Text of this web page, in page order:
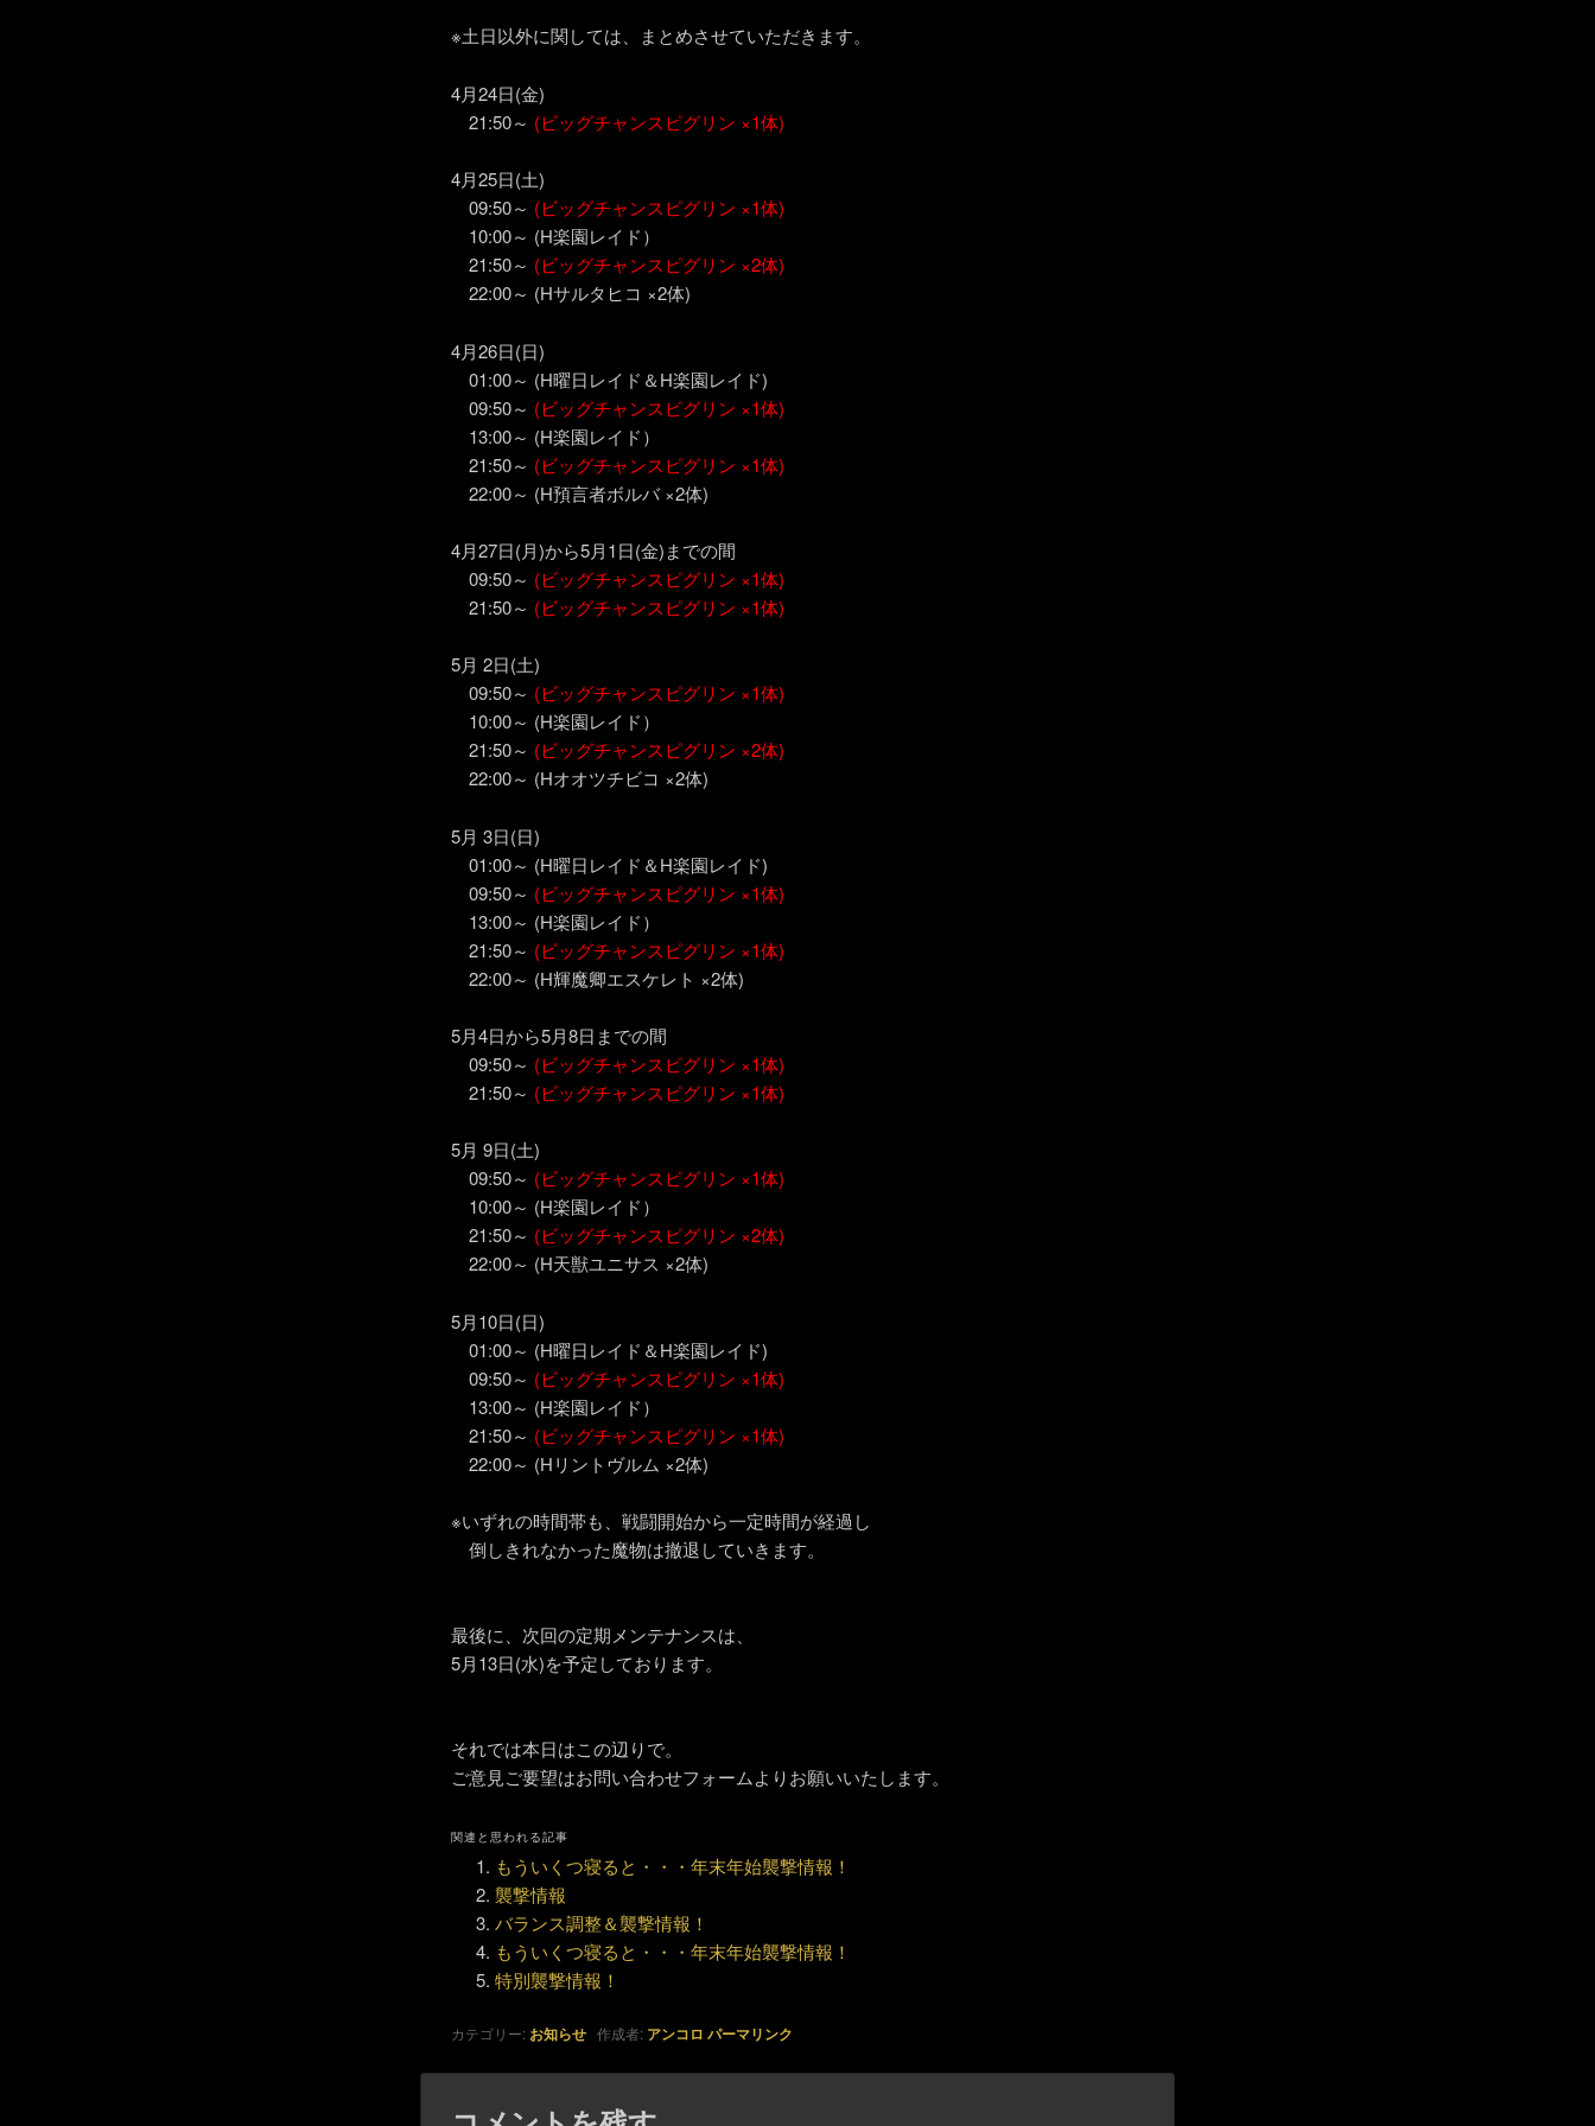
※土日以外に関しては、まとめさせていただきます。
4月24日(金)
21:50～ (ビッグチャンスピグリン ×1体)
4月25日(土)
09:50～ (ビッグチャンスピグリン ×1体)
10:00～ (H楽園レイド）
21:50～ (ビッグチャンスピグリン ×2体)
22:00～ (Hサルタヒコ ×2体)
4月26日(日)
01:00～ (H曜日レイド＆H楽園レイド)
09:50～ (ビッグチャンスピグリン ×1体)
13:00～ (H楽園レイド）
21:50～ (ビッグチャンスピグリン ×1体)
22:00～ (H預言者ボルバ ×2体)
4月27日(月)から5月1日(金)までの間
09:50～ (ビッグチャンスピグリン ×1体)
21:50～ (ビッグチャンスピグリン ×1体)
5月 2日(土)
09:50～ (ビッグチャンスピグリン ×1体)
10:00～ (H楽園レイド）
21:50～ (ビッグチャンスピグリン ×2体)
22:00～ (Hオオツチビコ ×2体)
5月 3日(日)
01:00～ (H曜日レイド＆H楽園レイド)
09:50～ (ビッグチャンスピグリン ×1体)
13:00～ (H楽園レイド）
21:50～ (ビッグチャンスピグリン ×1体)
22:00～ (H輝魔卿エスケレト ×2体)
5月4日から5月8日までの間
09:50～ (ビッグチャンスピグリン ×1体)
21:50～ (ビッグチャンスピグリン ×1体)
5月 9日(土)
09:50～ (ビッグチャンスピグリン ×1体)
10:00～ (H楽園レイド）
21:50～ (ビッグチャンスピグリン ×2体)
22:00～ (H天獣ユニサス ×2体)
5月10日(日)
01:00～ (H曜日レイド＆H楽園レイド)
09:50～ (ビッグチャンスピグリン ×1体)
13:00～ (H楽園レイド）
21:50～ (ビッグチャンスピグリン ×1体)
22:00～ (Hリントヴルム ×2体)
※いずれの時間帯も、戦闘開始から一定時間が経過し
倒しきれなかった魔物は撤退していきます。
最後に、次回の定期メンテナンスは、
5月13日(水)を予定しております。
それでは本日はこの辺りで。
ご意見ご要望はお問い合わせフォームよりお願いいたします。
関連と思われる記事
もういくつ寝ると・・・年末年始襲撃情報！
襲撃情報
バランス調整＆襲撃情報！
もういくつ寝ると・・・年末年始襲撃情報！
特別襲撃情報！
カテゴリー: お知らせ作成者: アンコロ パーマリンク